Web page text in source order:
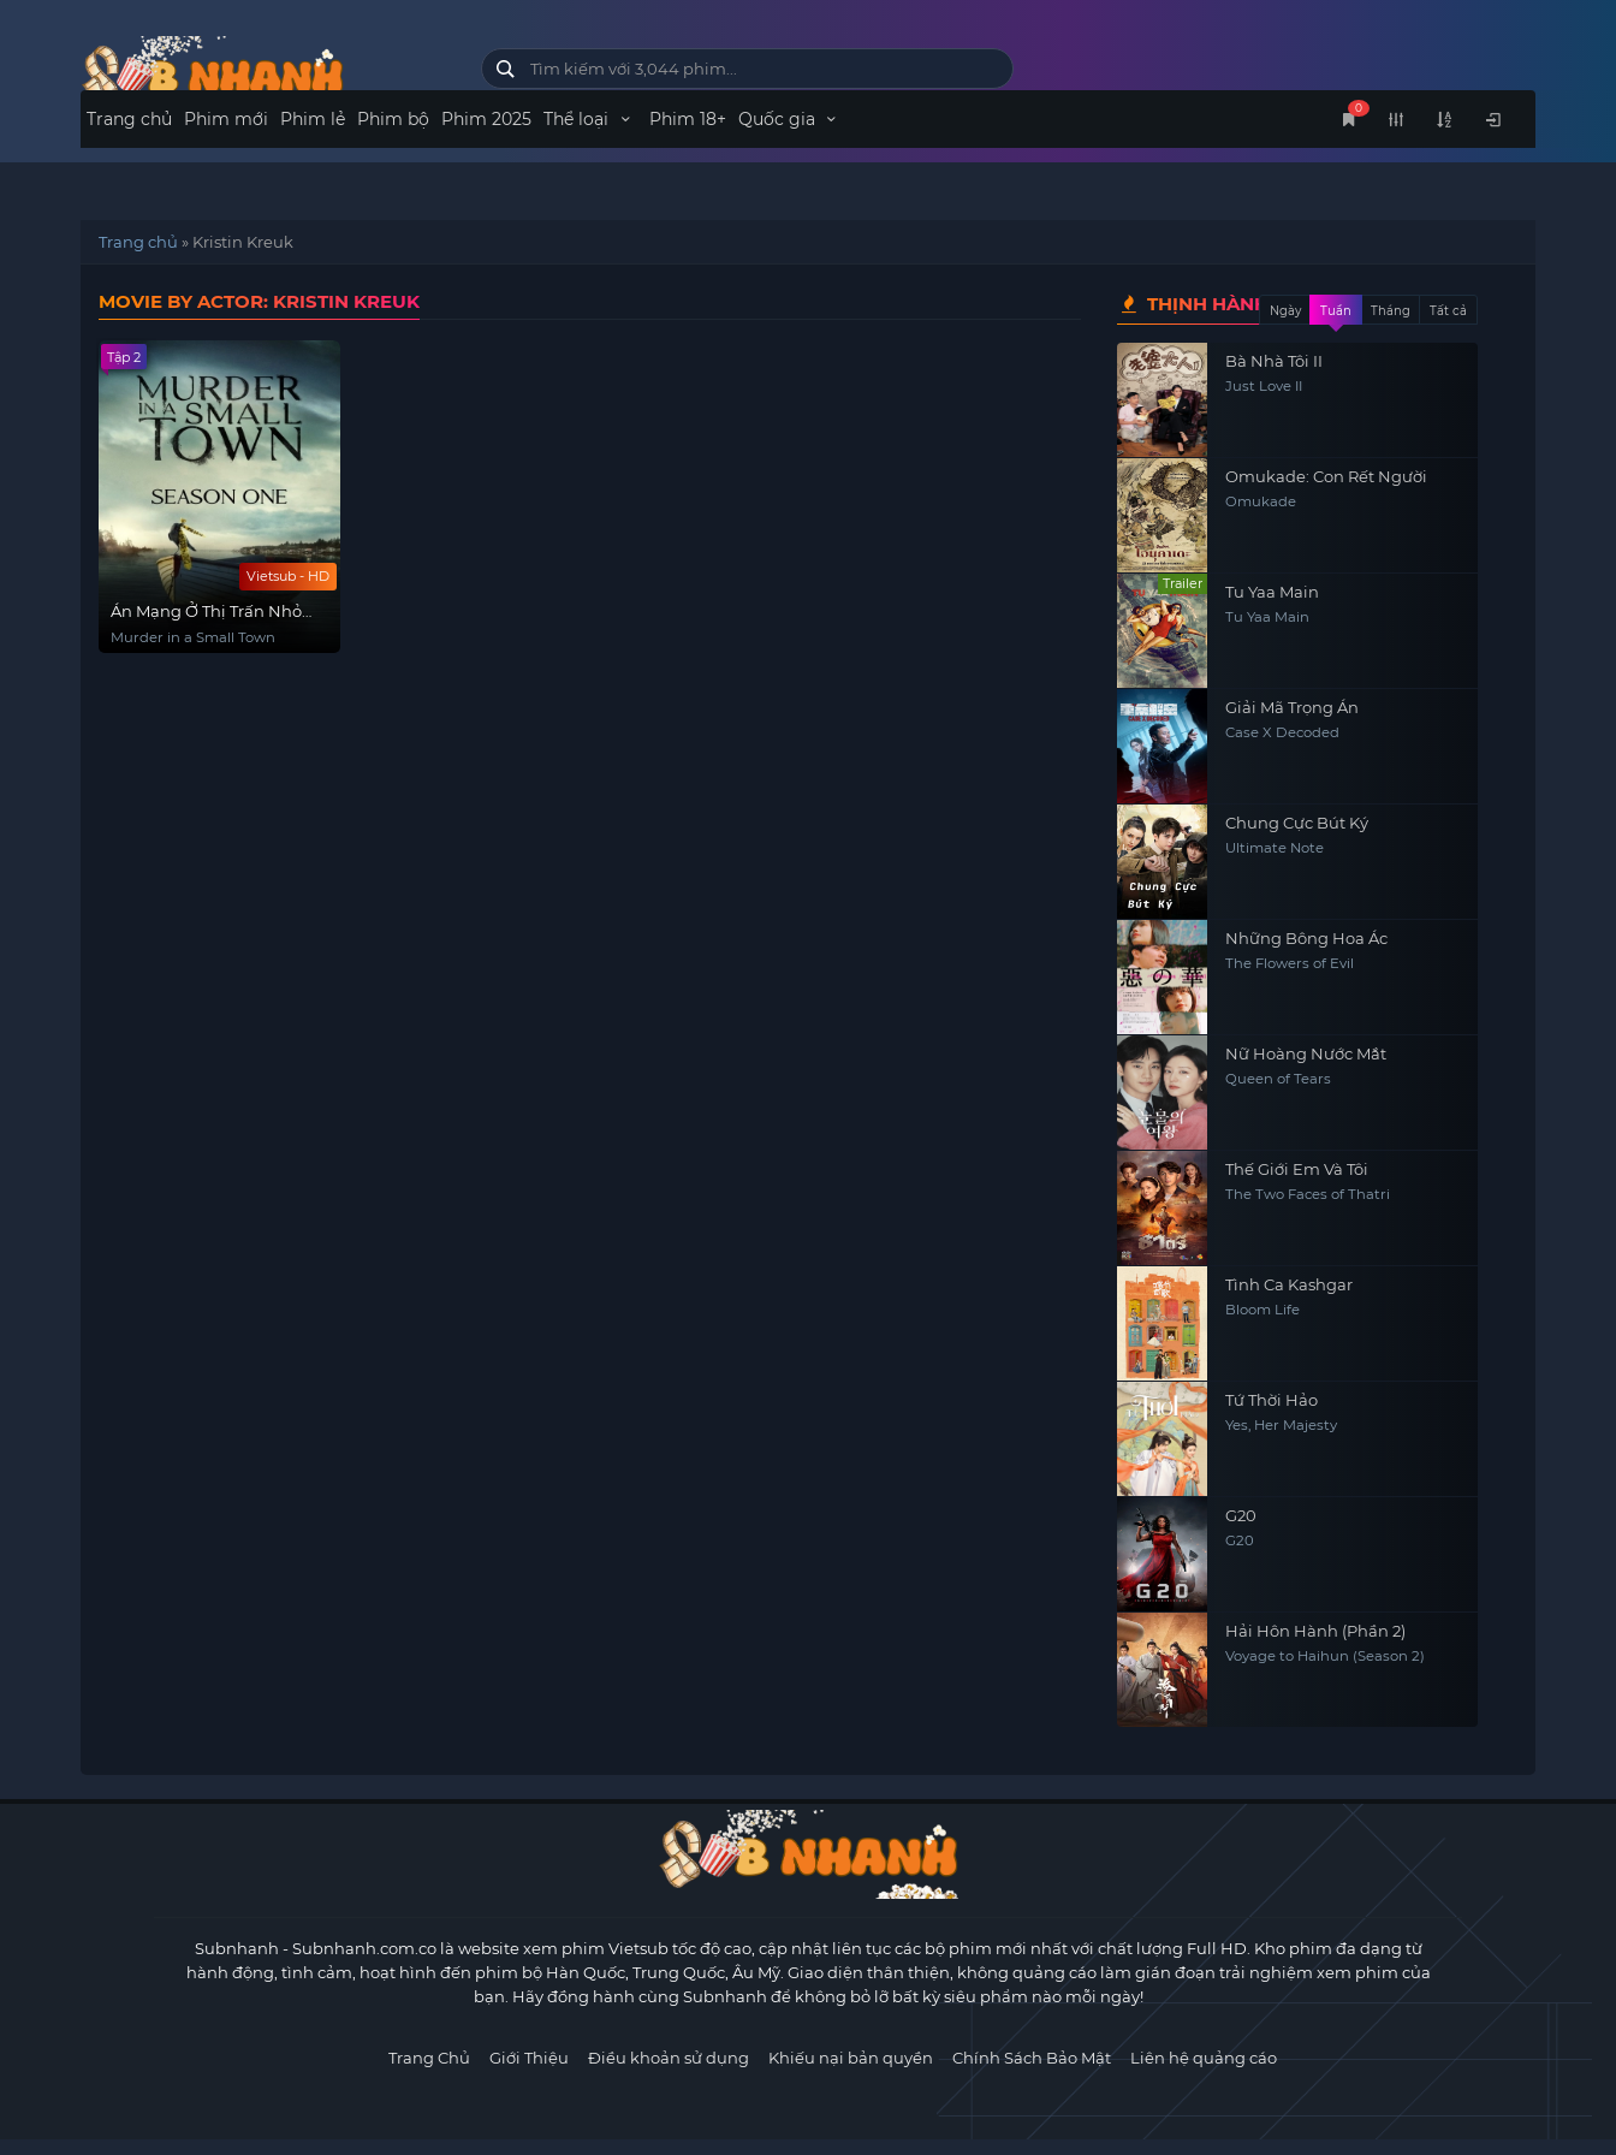
0
Trang chủ Phim mới Phim lẻ Phim bộ Phim 2025 Thể loại Phim 18+ Quốc gia
Trang chủ » Kristin Kreuk
MOVIE BY ACTOR: KRISTIN KREUK
Vietsub - HD
Tập 2
Án Mạng Ở Thị Trấn Nhỏ
(Phần 1)
Murder in a Small Town
THỊNH HÀNHNgày Tuần Tháng Tất cả
Bà Nhà Tôi II
Just Love II
Omukade: Con Rết Người
Omukade
Trailer Tu Yaa Main
Tu Yaa Main
Giải Mã Trọng Án
Case X Decoded
Chung Cực Bút Ký
Ultimate Note
Những Bông Hoa Ác
The Flowers of Evil
Nữ Hoàng Nước Mắt
Queen of Tears
Thế Giới Em Và Tôi
The Two Faces of Thatri
Tình Ca Kashgar
Bloom Life
Tứ Thời Hảo
Yes, Her Majesty
G20
G20
Hải Hôn Hành (Phần 2)
Voyage to Haihun (Season 2)
Subnhanh - Subnhanh.com.co là website xem phim Vietsub tốc độ cao, cập nhật liên tục các bộ phim mới nhất với chất lượng Full HD. Kho phim đa dạng từ
hành động, tình cảm, hoạt hình đến phim bộ Hàn Quốc, Trung Quốc, Âu Mỹ. Giao diện thân thiện, không quảng cáo làm gián đoạn trải nghiệm xem phim của
bạn. Hãy đồng hành cùng Subnhanh để không bỏ lỡ bất kỳ siêu phẩm nào mỗi ngày!
Trang Chủ Giới Thiệu Điều khoản sử dụng Khiếu nại bản quyền Chính Sách Bảo Mật Liên hệ quảng cáo